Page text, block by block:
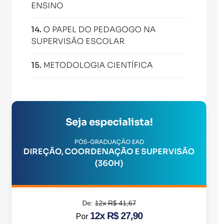
ENSINO
14. O PAPEL DO PEDAGOGO NA
SUPERVISÃO ESCOLAR
15. METODOLOGIA CIENTÍFICA
Seja especialista!
PÓS-GRADUAÇÃO EAD
DIREÇÃO, COORDENAÇÃO E SUPERVISÃO
(360H)
De:12x R$ 41,67
Por 12x R$ 27,90